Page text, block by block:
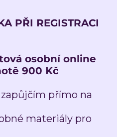
PŘI REGISTRACI
osobní online
900 Kč
přímo na
materiály pro